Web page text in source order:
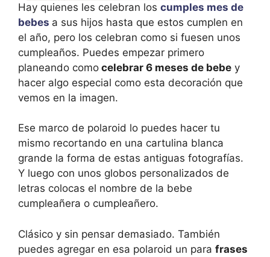
Hay quienes les celebran los cumples mes de
bebes a sus hijos hasta que estos cumplen en
el año, pero los celebran como si fuesen unos
cumpleaños. Puedes empezar primero
planeando como celebrar 6 meses de bebe y
hacer algo especial como esta decoración que
vemos en la imagen.
Ese marco de polaroid lo puedes hacer tu
mismo recortando en una cartulina blanca
grande la forma de estas antiguas fotografías.
Y luego con unos globos personalizados de
letras colocas el nombre de la bebe
cumpleañera o cumpleañero.
Clásico y sin pensar demasiado. También
puedes agregar en esa polaroid un para frases